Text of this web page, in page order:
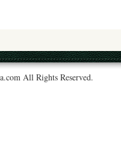
All Rights Reserved.